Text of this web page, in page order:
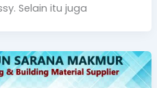
Selain itu juga